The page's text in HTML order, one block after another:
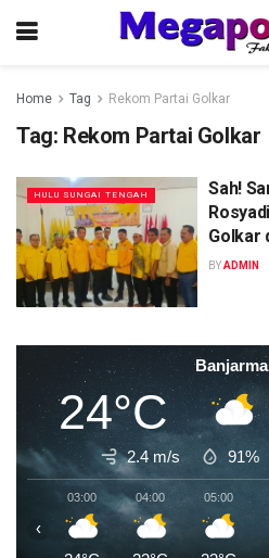
Home Tag Rekom Partai Golkar
Tag: Rekom Partai Golkar
HULU SUNGAI TENGAH
Sah!
Golkar
BYADMIN
24°C
2.4 m/s 91%
03:00 04:00 05:00
‹